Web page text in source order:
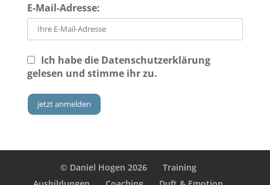
E-Mail-Adresse:
Ich habe die Datenschutzerklärung
gelesen und stimme ihr zu.
© Daniel Hogen 2026
Training